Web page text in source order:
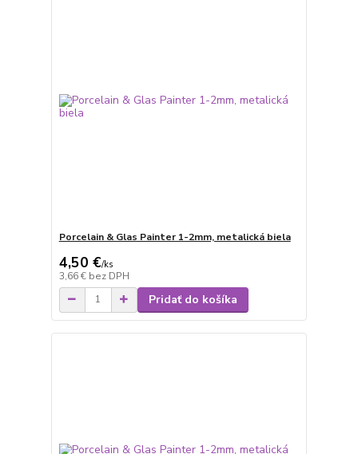
Porcelain & Glas Painter 1-2mm, metalická biela
4,50 €/ks
3,66 € bez DPH
Pridať do košíka